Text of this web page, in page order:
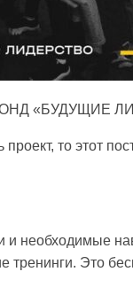
«БУДУЩИЕ
то этот
необходимые
тренинги. Это